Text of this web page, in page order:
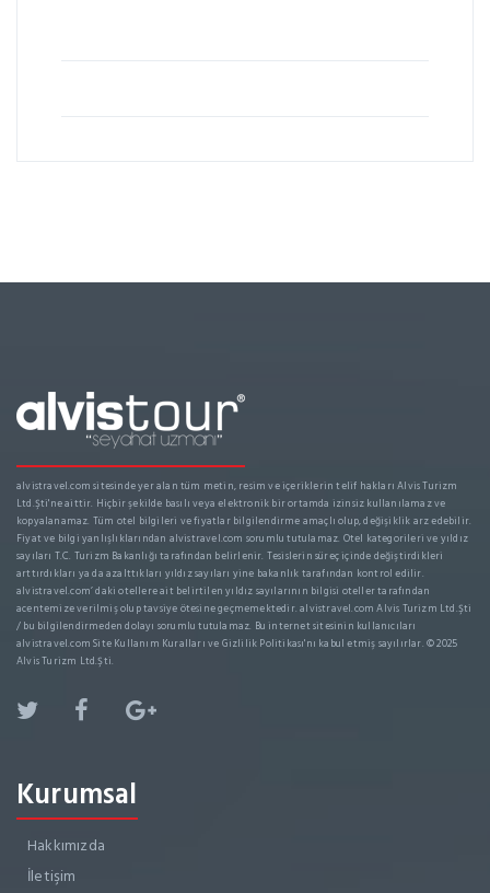
alvistravel.com sitesinde yer alan tüm metin, resim ve içeriklerin telif hakları Alvis Turizm
Ltd.Şti'ne aittir. Hiçbir şekilde basılı veya elektronik bir ortamda izinsiz kullanılamaz ve
kopyalanamaz. Tüm otel bilgileri ve fiyatlar bilgilendirme amaçlı olup, değişiklik arz edebilir.
Fiyat ve bilgi yanlışlıklarından alvistravel.com sorumlu tutulamaz. Otel kategorileri ve yıldız
sayıları T.C. Turizm Bakanlığı tarafından belirlenir. Tesislerin süreç içinde değiştirdikleri
arttırdıkları ya da azalttıkları yıldız sayıları yine bakanlık tarafından kontrol edilir.
alvistravel.com’ daki otellere ait belirtilen yıldız sayılarının bilgisi oteller tarafından
acentemize verilmiş olup tavsiye ötesine geçmemektedir. alvistravel.com Alvis Turizm Ltd.Şti
/ bu bilgilendirmeden dolayı sorumlu tutulamaz. Bu internet sitesinin kullanıcıları
alvistravel.com Site Kullanım Kuralları ve Gizlilik Politikası'nı kabul etmiş sayılırlar. © 2025
Alvis Turizm Ltd.Şti.
Kurumsal
Hakkımızda
İletişim